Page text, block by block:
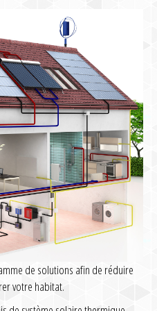
de solutions afin de réduire
votre habitat.